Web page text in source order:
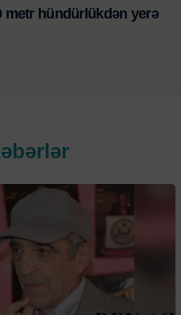
metr hündürlükdən yerə